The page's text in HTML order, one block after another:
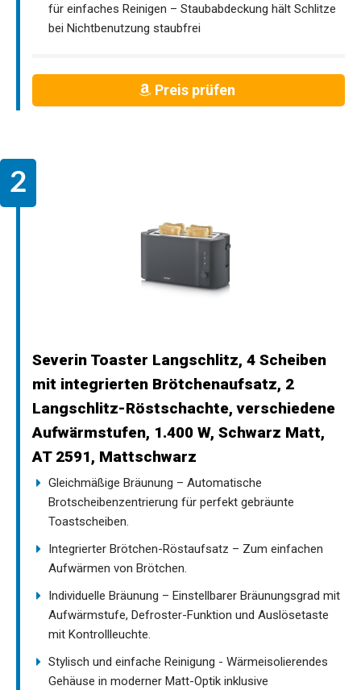
für einfaches Reinigen – Staubabdeckung hält Schlitze
bei Nichtbenutzung staubfrei
Preis prüfen
Severin Toaster Langschlitz, 4 Scheiben
mit integrierten Brötchenaufsatz, 2
Langschlitz-Röstschachte, verschiedene
Aufwärmstufen, 1.400 W, Schwarz Matt,
AT 2591, Mattschwarz
Gleichmäßige Bräunung – Automatische
Brotscheibenzentrierung für perfekt gebräunte
Toastscheiben.
Integrierter Brötchen-Röstaufsatz – Zum einfachen
Aufwärmen von Brötchen.
Individuelle Bräunung – Einstellbarer Bräunungsgrad mit
Aufwärmstufe, Defroster-Funktion und Auslösetaste
mit Kontrollleuchte.
Stylisch und einfache Reinigung - Wärmeisolierendes
Gehäuse in moderner Matt-Optik inklusive